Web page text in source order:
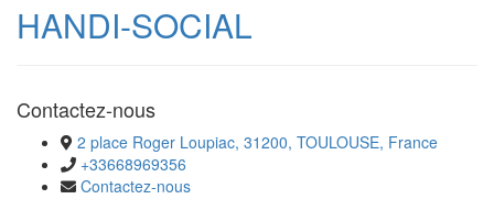
HANDI-SOCIAL
Contactez-nous
2 place Roger Loupiac, 31200, TOULOUSE, France
+33668969356
Contactez-nous